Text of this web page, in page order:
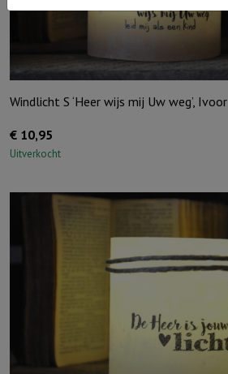
Windlicht S ‘Heer wijs mij Uw weg’, Ivoor
€ 10,95
Uitverkocht